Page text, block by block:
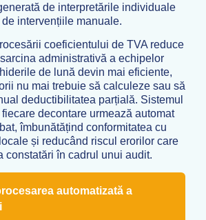
de interpretările individuale
intervențiile manuale.
coeficientului de TVA reduce
administrativă a echipelor
de lună devin mai eficiente,
nu mai trebuie să calculeze sau să
deductibilitatea parțială. Sistemul
decontare urmează automat
îmbunătățind conformitatea cu
și reducând riscul erorilor care
constatări în cadrul unui audit.
automatizată a